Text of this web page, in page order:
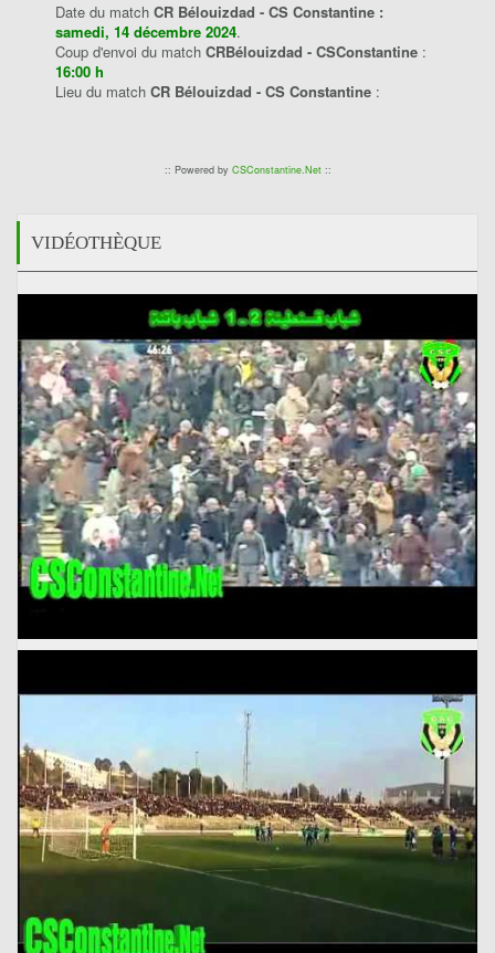
Date du match CR Bélouizdad - CS Constantine :
samedi, 14 décembre 2024.
Coup d'envoi du match CRBélouizdad - CSConstantine :
16:00 h
Lieu du match CR Bélouizdad - CS Constantine :
:: Powered by CSConstantine.Net::
VIDÉOTHÈQUE